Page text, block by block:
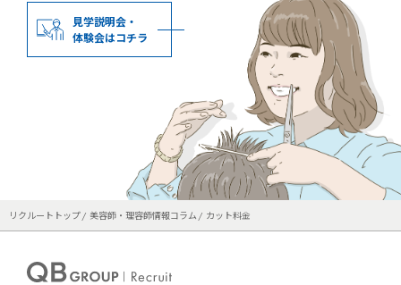
見学説明会・
体験会はコチラ
リクルートトップ 美容師・理容師情報コラム カット料金